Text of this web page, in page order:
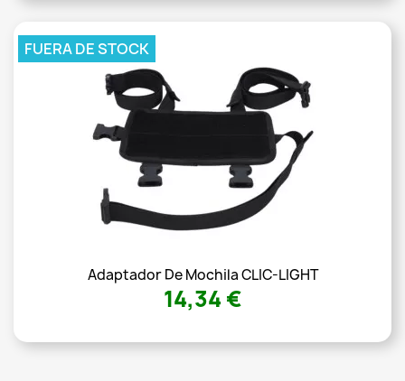
Adaptador De Mochila CLIC-LIGHT
14,34 €
FUERA DE STOCK